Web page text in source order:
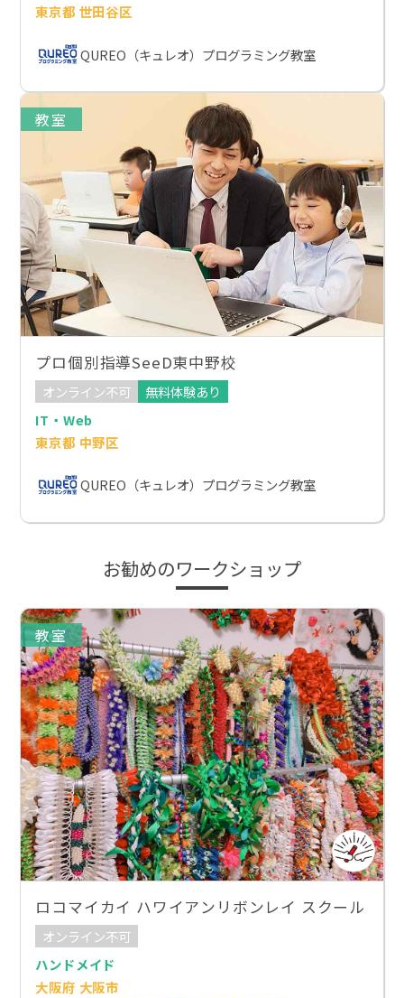
東京都 世田谷区
QUREO（キュレオ）プログラミング教室
教室
プロ個別指導SeeD東中野校
オンライン不可
無料体験あり
IT・Web
東京都 中野区
QUREO（キュレオ）プログラミング教室
お勧めのワークショップ
教室
ロコマイカイ ハワイアンリボンレイ スクール
オンライン不可
ハンドメイド
大阪府 大阪市